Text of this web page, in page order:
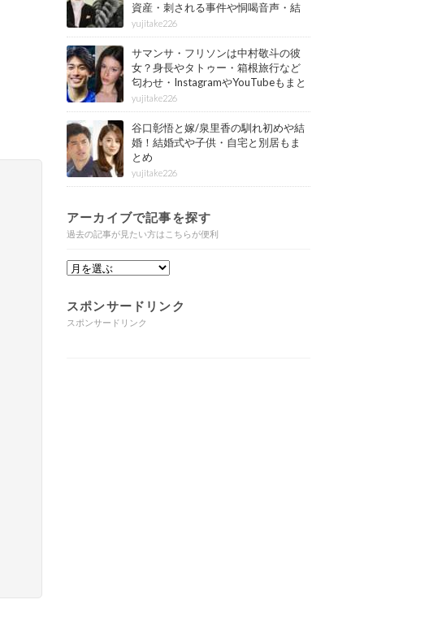
資産・刺される事件や恫喝音声・結
婚と子供や自宅・脳梗塞の病気もま
とめ
yujitake226
サマンサ・フリソンは中村敬斗の彼
女？身長やタトゥー・箱根旅行など
匂わせ・InstagramやYouTubeもまと
め
yujitake226
谷口彰悟と嫁/泉里香の馴れ初めや結
婚！結婚式や子供・自宅と別居もま
とめ
yujitake226
アーカイブで記事を探す
過去の記事が見たい方はこちらが便利
スポンサードリンク
スポンサードリンク